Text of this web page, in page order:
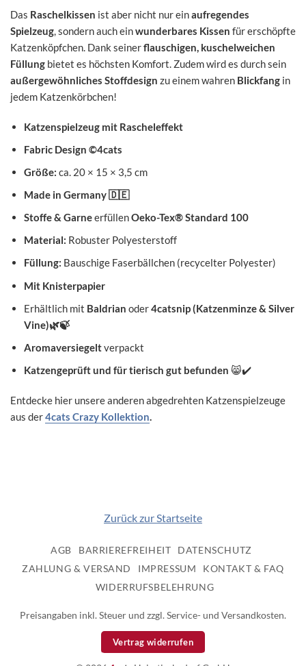
Das Raschelkissen ist aber nicht nur einaufregendes
Spielzeug, sondern auch einwunderbares Kissen für erschöpfte
Katzenköpfchen. Dank seinerflauschigen, kuschelweichen
Füllung bietet es höchsten Komfort. Zudem wird es durch sein
außergewöhnliches Stoffdesign zu einem wahren Blickfang in
jedem Katzenkörbchen!
Katzenspielzeug mit Rascheleffekt
Fabric Design ©4cats
Größe: ca. 20 × 15 × 3,5 cm
Made in Germany🇩🇪
Stoffe & GarneerfüllenOeko-Tex® Standard 100
Material: Robuster Polyesterstoff
Füllung: Bauschige Faserbällchen (recycelter Polyester)
Mit Knisterpapier
Erhältlich mit Baldrian oder4catsnip (Katzenminze & Silver
Vine)🌿🍃
Aromaversiegeltverpackt
Katzengeprüft und für tierisch gut befunden 😸✔️
Entdecke hier unsere anderen abgedrehten Katzenspielzeuge
aus der4cats Crazy Kollektion
Zurück zur Startseite
AGB BARRIEREFREIHEIT
DATENSCHUTZ
ZAHLUNG & VERSAND
IMPRESSUM
KONTAKT & FAQ
WIDERRUFSBELEHRUNG
Preisangaben inkl. Steuer und zzgl. Service- und Versandkosten.
Vertrag widerrufen